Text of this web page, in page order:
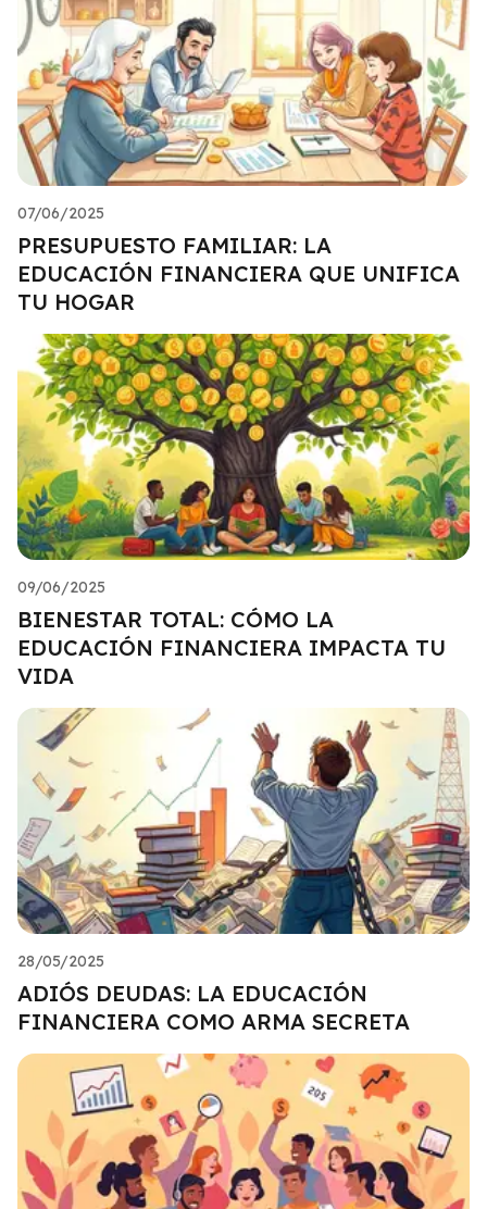
07/06/2025
PRESUPUESTO FAMILIAR: LA
EDUCACIÓN FINANCIERA QUE UNIFICA
TU HOGAR
09/06/2025
BIENESTAR TOTAL: CÓMO LA
EDUCACIÓN FINANCIERA IMPACTA TU
VIDA
28/05/2025
ADIÓS DEUDAS: LA EDUCACIÓN
FINANCIERA COMO ARMA SECRETA